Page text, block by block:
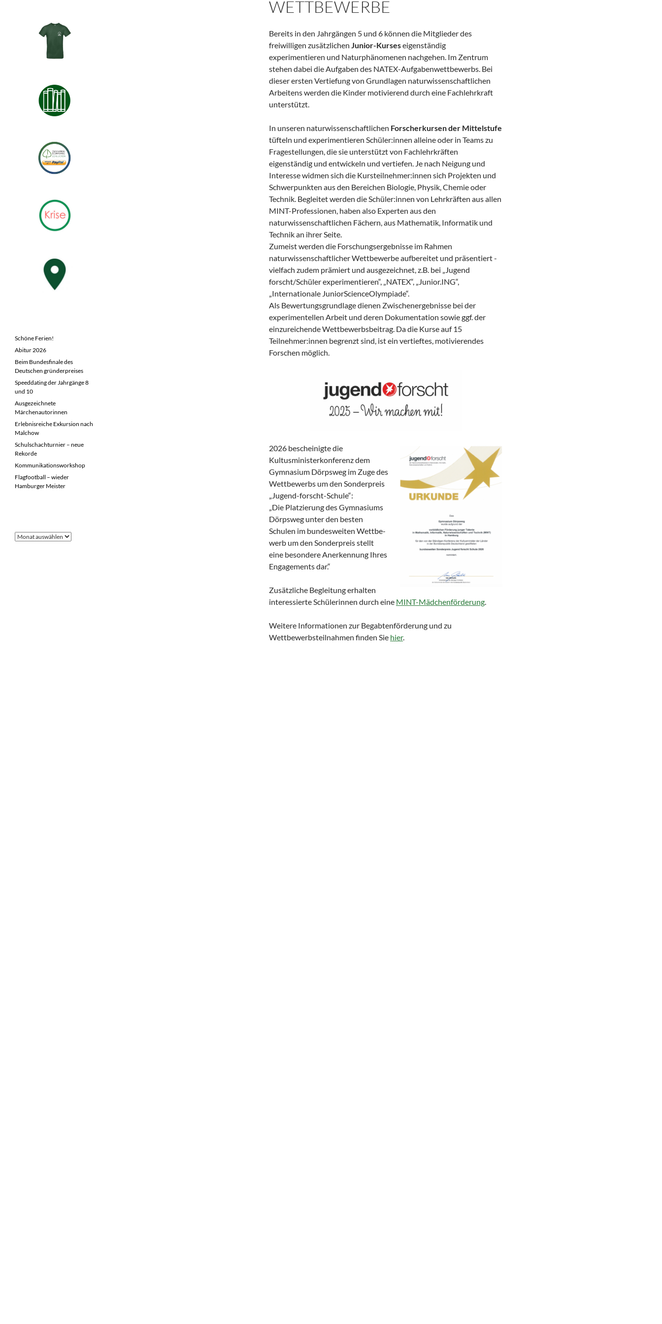
WETTBEWERBE
Bereits in den Jahrgängen 5 und 6 können die Mitglieder des
freiwilligen zusätzlichen Junior-Kurseseigenständig
experimentieren und Naturphänomenen nachgehen. Im Zentrum
stehen dabei die Aufgaben des NATEX-Aufgabenwettbewerbs. Bei
dieser ersten Vertiefung von Grundlagen naturwissenschaftlichen
Arbeitens werden die Kinder motivierend durch eine Fachlehrkraft
unterstützt.
In unseren naturwissenschaftlichen Forscherkursen der Mittelstufe
tüfteln und experimentieren Schüler:innen alleine oder in Teams zu
Fragestellungen, die sie unterstützt von Fachlehrkräften
eigenständig und entwickeln und vertiefen. Je nach Neigung und
Interesse widmen sich die Kursteilnehmer:innen sich Projekten und
Schwerpunkten aus den Bereichen Biologie, Physik, Chemie oder
Technik. Begleitet werden die Schüler:innen von Lehrkräften aus allen
MINT-Professionen, haben also Experten aus den
naturwissenschaftlichen Fächern, aus Mathematik, Informatik und
Technik an ihrer Seite.
Zumeist werden die Forschungsergebnisse im Rahmen
naturwissenschaftlicher Wettbewerbe aufbereitet und präsentiert -
vielfach zudem prämiert und ausgezeichnet, z.B. bei „Jugend
forscht/Schüler experimentieren“, „NATEX“, „Junior.ING“,
„Internationale JuniorScienceOlympiade“.
Als Bewertungsgrundlage dienen Zwischenergebnisse bei der
experimentellen Arbeit und deren Dokumentation sowie ggf. der
einzureichende Wettbewerbsbeitrag. Da die Kurse auf 15
Teilnehmer:innen begrenzt sind, ist ein vertieftes, motivierendes
Forschen möglich.
2026 bescheinigte die
Kultusministerkonferenz dem
Gymnasium Dörpsweg im Zuge des
Wettbewerbs um den Sonderpreis
„Jugend-forscht-Schule“:
„Die Platzierung des Gymnasiums
Dörpsweg unter den besten
Schulen im bundesweiten Wettbe-
werb um den Sonderpreis stellt
eine besondere Anerkennung Ihres
Engagements dar.“
Zusätzliche Begleitung erhalten
interessierte Schülerinnen durch eine MINT-Mädchenförderung.
Weitere Informationen zur Begabtenförderung und zu
Wettbewerbsteilnahmen finden Sie hier.
Schöne Ferien!
Abitur 2026
Beim Bundesfinale des
Deutschen gründerpreises
Speeddating der Jahrgänge 8
und 10
Ausgezeichnete
Märchenautorinnen
Erlebnisreiche Exkursion nach
Malchow
Schulschachturnier – neue
Rekorde
Kommunikationsworkshop
Flagfootball – wieder
Hamburger Meister
Frühere